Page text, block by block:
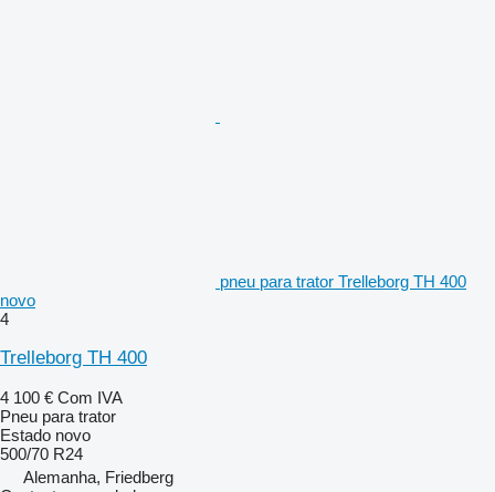
pneu para trator Trelleborg TH 400
novo
4
Trelleborg TH 400
4 100 € Com IVA
Pneu para trator
Estado novo
500/70 R24
Alemanha, Friedberg